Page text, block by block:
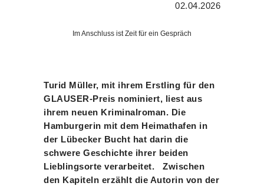
02.04.2026
Im Anschluss ist Zeit für ein Gespräch
Turid Müller, mit ihrem Erstling für den
GLAUSER-Preis nominiert, liest aus
ihrem neuen Kriminalroman. Die
Hamburgerin mit dem Heimathafen in
der Lübecker Bucht hat darin die
schwere Geschichte ihrer beiden
Lieblingsorte verarbeitet. Zwischen
den Kapiteln erzählt die Autorin von der